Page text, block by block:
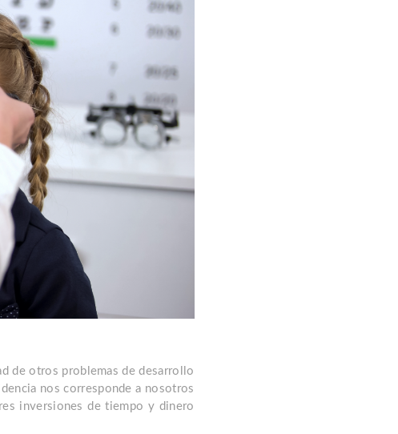
de otros problemas de desarrollo
nos corresponde a nosotros
inversiones de tiempo y dinero